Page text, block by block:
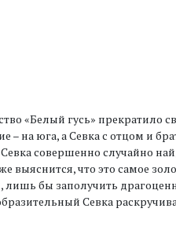
«Белый гусь» прекратило
– на юга, а Севка с отцом и
совершенно случайно
выяснится, что это самое
лишь бы заполучить
Севка